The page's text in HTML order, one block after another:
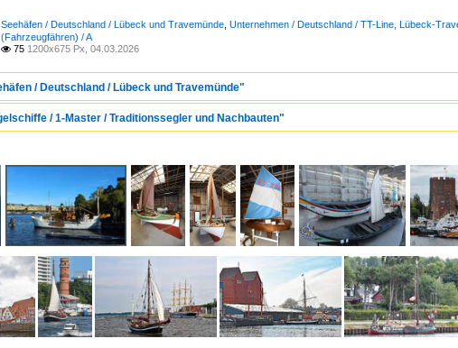
Seehäfen / Deutschland / Lübeck und Travemünde Unternehmen / Deutschland / TT-Line, Lübeck-
(Fahrzeugfähren) / A
 75 1200x675 Px, 04.03.2026
/ Deutschland / Lübeck und Travemünde"
/ 1-Master / Traditionssegler und Nachbauten"